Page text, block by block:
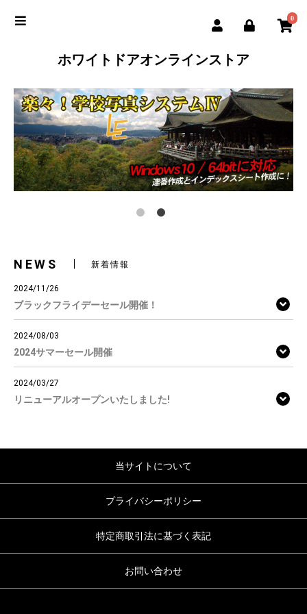
0
ホワイトドアオンラインストア
NEWS 新着情報
2024/11/26
ブラックフライデーセール開催！
2024/08/03
2024サマーセール開催
2024/03/27
リニューアルオープンいたしました!
当サイトについて
プライバシーポリシー
特定商取引法に基づく表記
お問い合わせ